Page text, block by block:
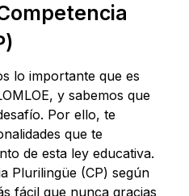
lo importante que es
y sabemos que
Por ello, te
que te
de esta ley educativa.
Plurilingüe (CP) según
fácil que nunca gracias